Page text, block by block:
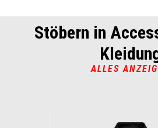
Stöbern in
ALLES